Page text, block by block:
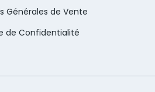
Générales de Vente
de Confidentialité